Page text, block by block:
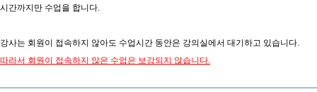
시간까지만 수업을 합니다.
강사는 회원이 접속하지 않아도 수업시간 동안은 강의실에서 대기하고 있습니다.
따라서 회원이 접속하지 않은 수업은 보강되지 않습니다.